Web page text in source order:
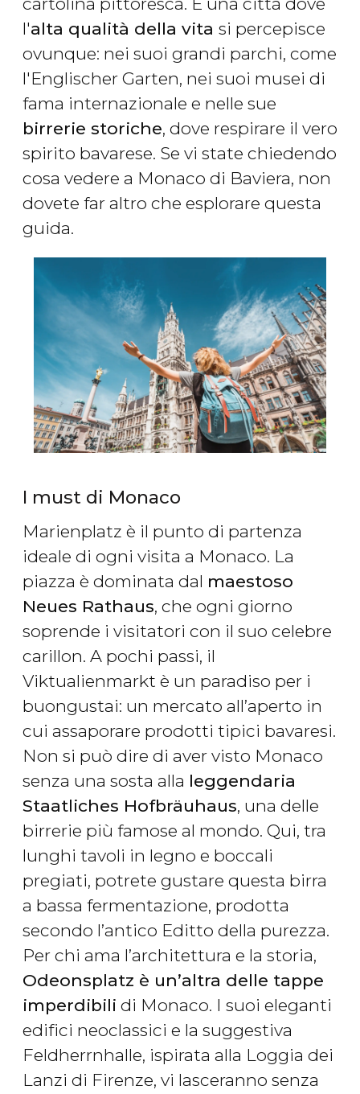
l'alta qualità della vita si percepisce
ovunque: nei suoi grandi parchi, come
l'Englischer Garten, nei suoi musei di
fama internazionale e nelle sue
birrerie storiche, dove respirare il vero
spirito bavarese. Se vi state chiedendo
cosa vedere a Monaco di Baviera, non
dovete far altro che esplorare questa
guida.
I must di Monaco
Marienplatz è il punto di partenza
ideale di ogni visita a Monaco. La
piazza è dominata dal maestoso
Neues Rathaus, che ogni giorno
soprende i visitatori con il suo celebre
carillon. A pochi passi, il
Viktualienmarkt è un paradiso per i
buongustai: un mercato all’aperto in
cui assaporare prodotti tipici bavaresi.
Non si può dire di aver visto Monaco
senza una sosta alla leggendaria
Staatliches Hofbräuhaus, una delle
birrerie più famose al mondo. Qui, tra
lunghi tavoli in legno e boccali
pregiati, potrete gustare questa birra
a bassa fermentazione, prodotta
secondo l’antico Editto della purezza.
Per chi ama l’architettura e la storia,
Odeonsplatz è un’altra delle tappe
imperdibili di Monaco. I suoi eleganti
edifici neoclassici e la suggestiva
Feldherrnhalle, ispirata alla Loggia dei
Lanzi di Firenze, vi lasceranno senza